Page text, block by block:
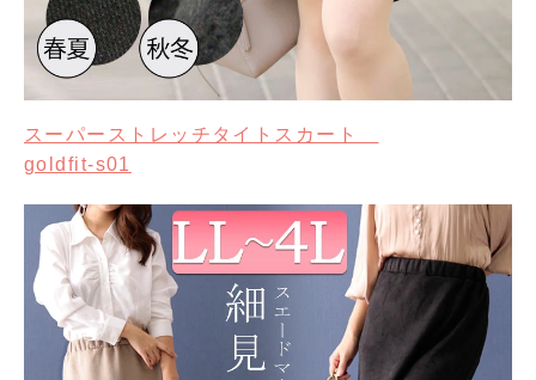
スーパーストレッチタイトスカート
goldfit-s01